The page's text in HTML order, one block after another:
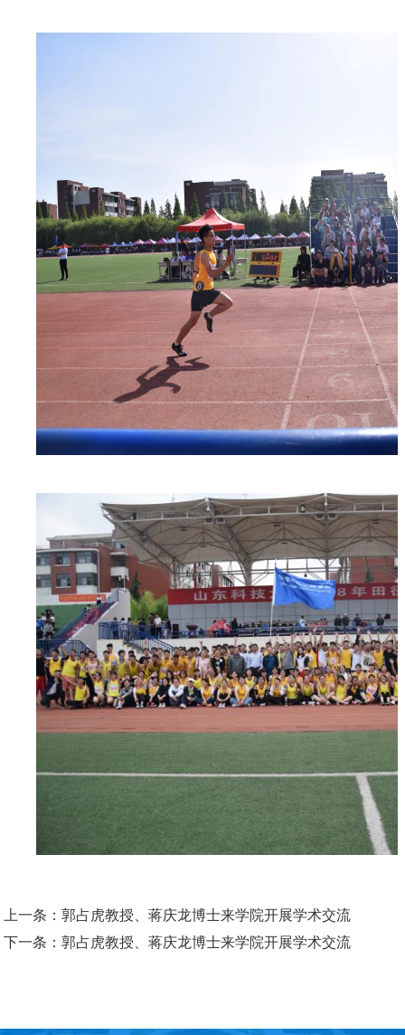
上一条：郭占虎教授、蒋庆龙博士来学院开展学术交流
下一条：郭占虎教授、蒋庆龙博士来学院开展学术交流